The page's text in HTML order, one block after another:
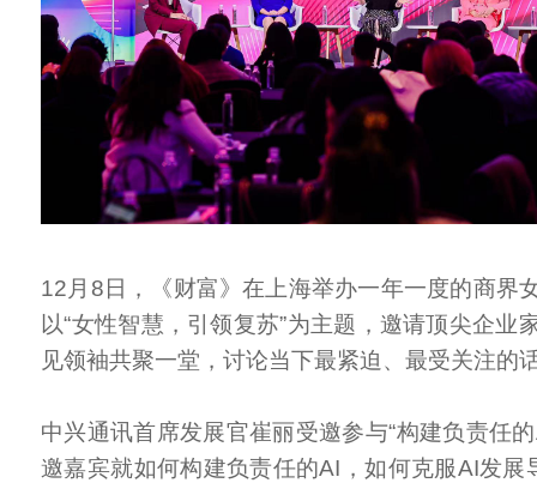
12月8日，《财富》在上海举办一年一度的商界
以“女性智慧，引领复苏”为主题，邀请顶尖企业
见领袖共聚一堂，讨论当下最紧迫、最受关注的
中兴通讯首席发展官崔丽受邀参与“构建负责任
邀嘉宾就如何构建负责任的AI，如何克服AI发展